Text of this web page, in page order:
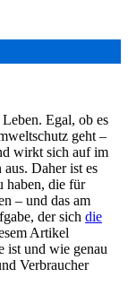
Egal, ob es
geht –
wirkt sich auf im
Daher ist es
haben, die für
– und das am
der sich die
Artikel
ist und wie genau
Verbraucher